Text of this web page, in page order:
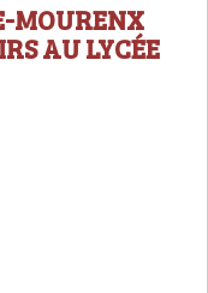
MOURENX
AU LYCÉE